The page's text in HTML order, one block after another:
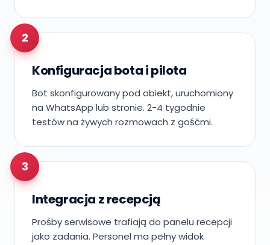
2
Konfiguracja bota i pilota
Bot skonfigurowany pod obiekt, uruchomiony
na WhatsApp lub stronie. 2-4 tygodnie
testów na żywych rozmowach z gośćmi.
3
Integracja z recepcją
Prośby serwisowe trafiają do panelu recepcji
jako zadania. Personel ma pełny widok